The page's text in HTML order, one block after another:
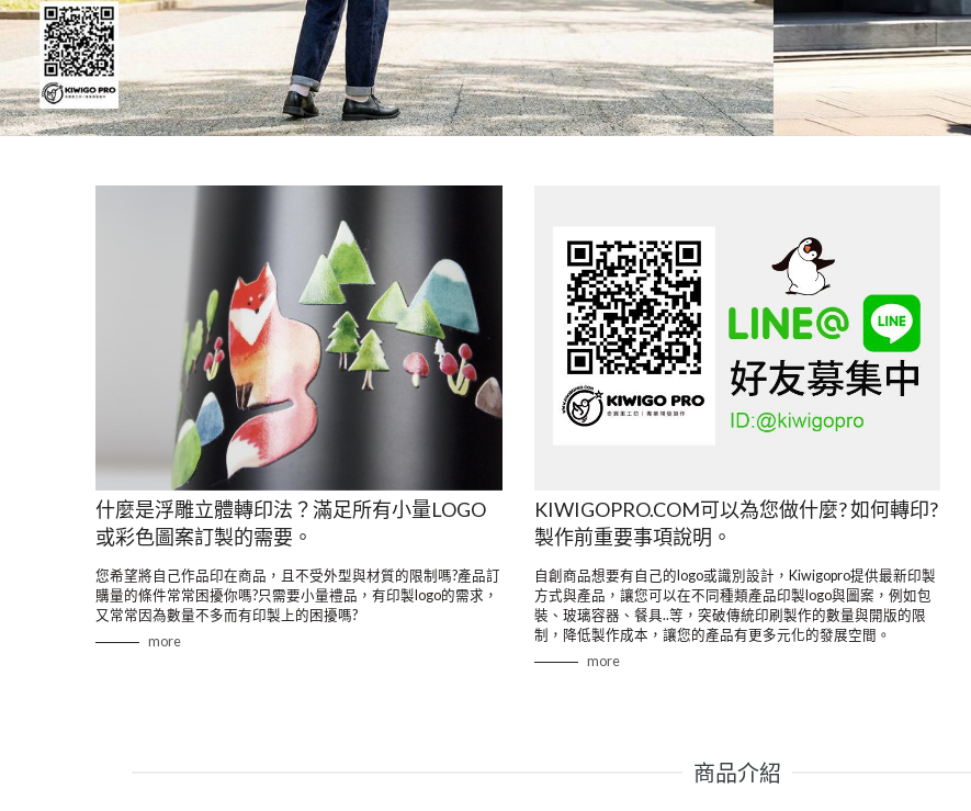
什麼是浮雕立體轉印法？滿足所有小量LOGO
或彩色圖案訂製的需要。
您希望將自己作品印在商品，且不受外型與材質的限制嗎?產品訂
購量的條件常常困擾你嗎?只需要小量禮品，有印製logo的需求，
又常常因為數量不多而有印製上的困擾嗎?
more
KIWIGOPRO.COM可以為您做什麼? 如何轉印?
製作前重要事項說明。
自創商品想要有自己的logo或識別設計，Kiwigopro提供最新印製
方式與產品，讓您可以在不同種類產品印製logo與圖案，例如包
裝、玻璃容器、餐具..等，突破傳統印刷製作的數量與開版的限
制，降低製作成本，讓您的產品有更多元化的發展空間。
more
商品介紹